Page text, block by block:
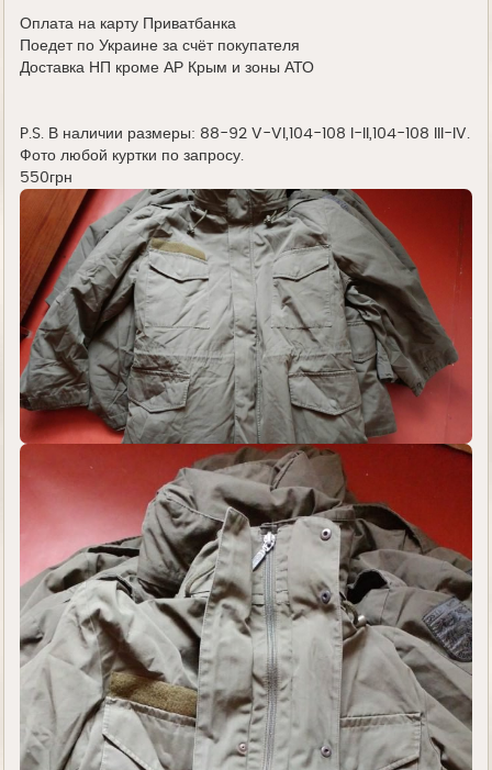
Оплата на карту Приватбанка
Поедет по Украине за счёт покупателя
Доставка НП кроме АР Крым и зоны АТО
P.S. В наличии размеры: 88-92 V-VI,104-108 I-II,104-108 III-IV.
Фото любой куртки по запросу.
550грн